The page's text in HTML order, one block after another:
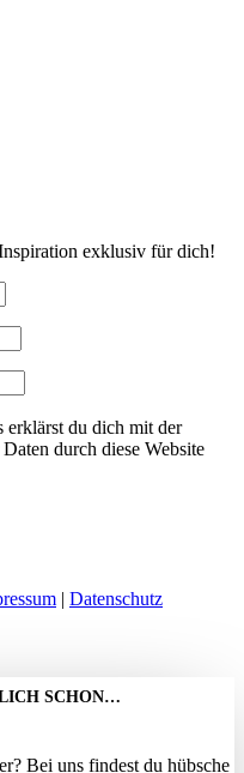
exklusiv für dich!
erklärst du dich mit der
durch diese Website
| Datenschutz
SCHON…
Bei uns findest du hübsche